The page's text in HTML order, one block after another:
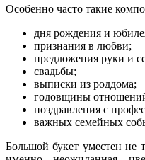
Особенно часто такие
дня рождения и
признания в любви;
предложения руки и
свадьбы;
выписки из роддома;
годовщины
поздравления с
важных семейных
Большой букет уместен не